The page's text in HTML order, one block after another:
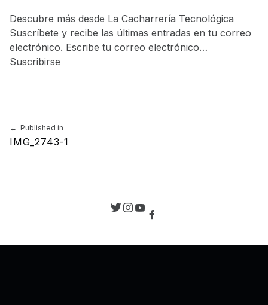
Descubre más desde La Cacharrería Tecnológica
Suscríbete y recibe las últimas entradas en tu correo
electrónico. Escribe tu correo electrónico…
Suscribirse
Navegación de entradas
Published in
IMG_2743-1